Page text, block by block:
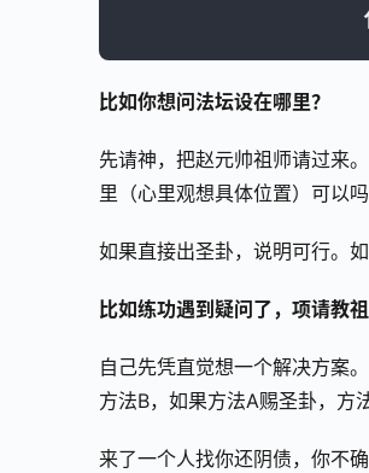
比如你想问法坛设在哪里？
先请神，把赵元帅祖师请过来
里（心里观想具体位置）可以
如果直接出圣卦，说明可行。
比如练功遇到疑问了，项请教祖
自己先凭直觉想一个解决方案
方法B，如果方法A赐圣卦，方
来了一个人找你还阴债，你不